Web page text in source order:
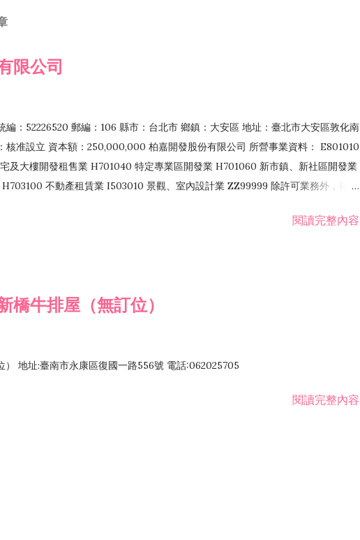
限公司
編：52226520 郵編：106 縣市：台北市 鄉鎮：大安區 地址：臺北市大安區敦化南
核准設立 資本額：250,000,000 柏嘉開發股份有限公司 所營事業資料： E801010
及大樓開發租售業 H701040 特定專業區開發業 H701060 新市鎮、新社區開發業
不動產租賃業 I503010 景觀、室內設計業 ZZ99999 除許可業務外，得經
閱讀完整內容
橋牛排屋（無訂位）
） 地址:臺南市永康區復國一路556號 電話:062025705
閱讀完整內容